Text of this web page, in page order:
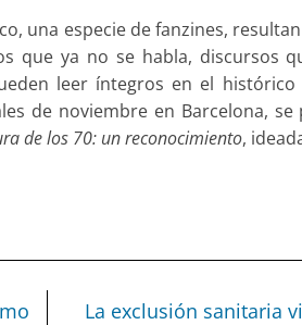
una especie de fanzines,
que ya no se habla, discursos
leer íntegros en el histórico
de noviembre en Barcelona,
de los 70: un reconocimiento,
La exclusión sanitaria